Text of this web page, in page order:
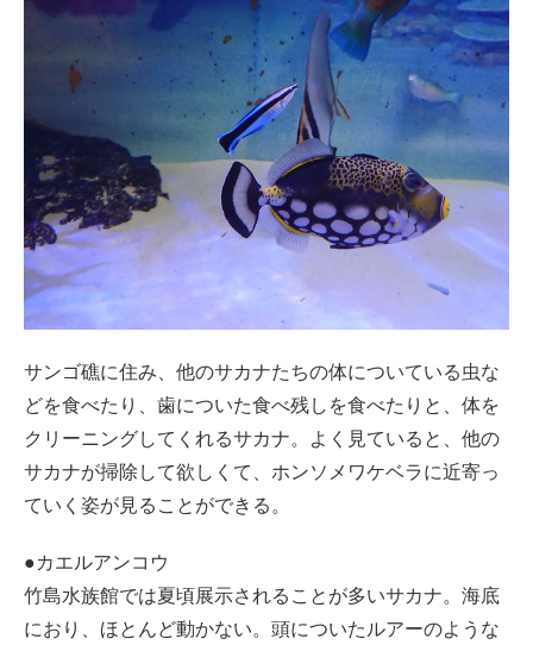
サンゴ礁に住み、他のサカナたちの体についている虫な
どを食べたり、歯についた食べ残しを食べたりと、体を
クリーニングしてくれるサカナ。よく見ていると、他の
サカナが掃除して欲しくて、ホンソメワケベラに近寄っ
ていく姿が見ることができる。
●カエルアンコウ
竹島水族館では夏頃展示されることが多いサカナ。海底
におり、ほとんど動かない。頭についたルアーのような